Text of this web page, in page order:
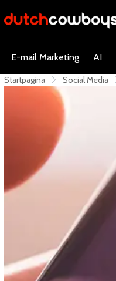
E-mail Marketing AI
Startpagina Social Media